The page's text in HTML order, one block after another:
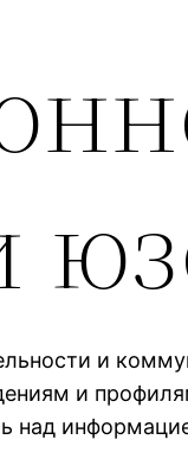
и
и
над